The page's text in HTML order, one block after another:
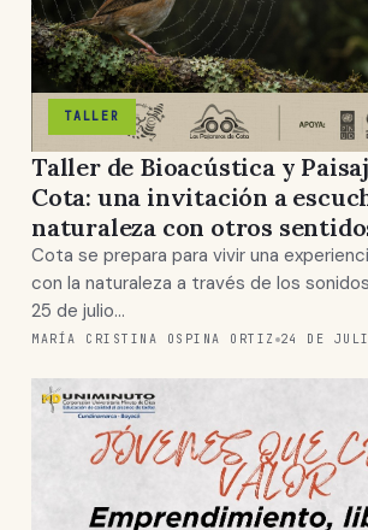
TALLER
Taller de Bioacústica y
Cota: una invitación a
naturaleza con otros
Cota se prepara para vivir una
con la naturaleza a través de los
25 de julio…
MARÍA CRISTINA OSPINA ORTIZ 24 DE